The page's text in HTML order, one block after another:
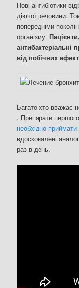
Нові антибіотики
діючої речовини.
попередніми
організму.
антибактеріальні
від побічних
Багато хто вважає
. Препарати
необхідно приймати
вдосконалені
раз в день.